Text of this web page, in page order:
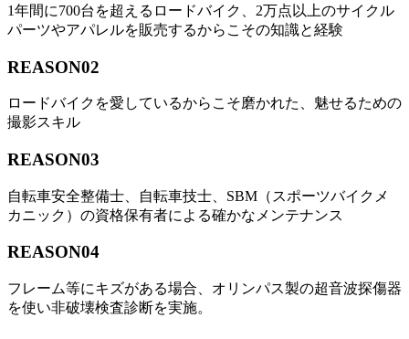
1年間に700台を超えるロードバイク、2万点以上のサイクル
パーツやアパレルを販売するからこその知識と経験
REASON02
ロードバイクを愛しているからこそ磨かれた、魅せるための
撮影スキル
REASON03
自転車安全整備士、自転車技士、SBM（スポーツバイクメ
カニック）の資格保有者による確かなメンテナンス
REASON04
フレーム等にキズがある場合、オリンパス製の超音波探傷器
を使い非破壊検査診断を実施。